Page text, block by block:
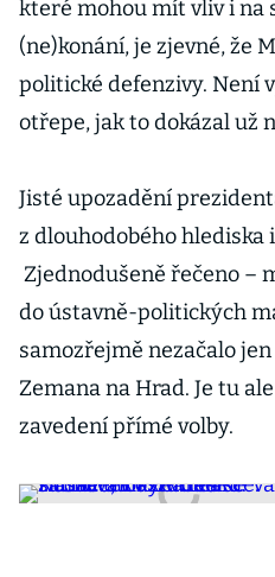
které mohou mít vliv i na
(ne)konání, je zjevné, že
politické defenzivy. Není
otřepe, jak to dokázal už
Jisté upozadění
z dlouhodobého hlediska
Zjednodušeně řečeno –
do ústavně-politických
samozřejmě nezačalo
Zemana na Hrad. Je tu
zavedení přímé volby.